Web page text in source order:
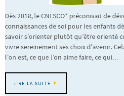
Dès 2018, le CNESCO* préconisait de
connaissances de soi pour les enfants
savoir s’orienter plutôt qu’être orienté
vivre sereinement ses choix d’avenir.
l’on est, ce que l’on aime faire, ce qui…
LIRE LA SUITE